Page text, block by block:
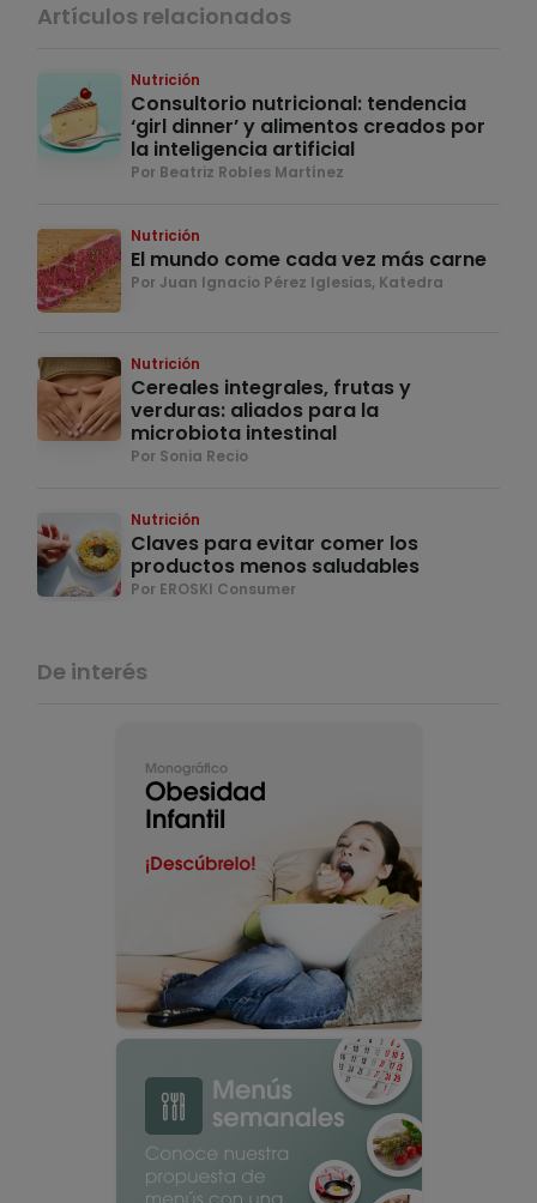
Artículos relacionados
Nutrición
Consultorio nutricional: tendencia
‘girl dinner’ y alimentos creados por
la inteligencia artificial
Por Beatriz Robles Martínez
Nutrición
El mundo come cada vez más carne
Por Juan Ignacio Pérez Iglesias, Katedra
Nutrición
Cereales integrales, frutas y
verduras: aliados para la
microbiota intestinal
Por Sonia Recio
Nutrición
Claves para evitar comer los
productos menos saludables
Por EROSKI Consumer
De interés